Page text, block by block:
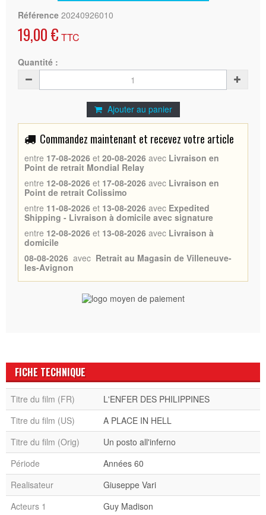
Référence 20240926010
19,00 € TTC
Quantité :
Ajouter au panier
Commandez maintenant et recevez votre article
entre 17-08-2026 et 20-08-2026 avec Livraison en
Point de retrait Mondial Relay
entre 12-08-2026 et 17-08-2026 avec Livraison en
Point de retrait Colissimo
entre 11-08-2026 et 13-08-2026 avec Expedited
Shipping - Livraison à domicile avec signature
entre 12-08-2026 et 13-08-2026 avec Livraison à
domicile
08-08-2026 avec Retrait au Magasin de Villeneuve-
les-Avignon
FICHE TECHNIQUE
Titre du film (FR)
L'ENFER DES PHILIPPINES
Titre du film (US)
A PLACE IN HELL
Titre du film (Orig)
Un posto all'inferno
Période
Années 60
Realisateur
Giuseppe Vari
Acteurs 1
Guy Madison